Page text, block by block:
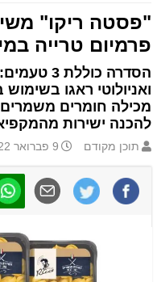
"פסטה ריקו"
פרמיום טרייה
הסדרה
ואניולוטי ראגו
מכילה חומרים
להכנה ישירות
תוכן מקודם 9 פברואר 2022 21:44